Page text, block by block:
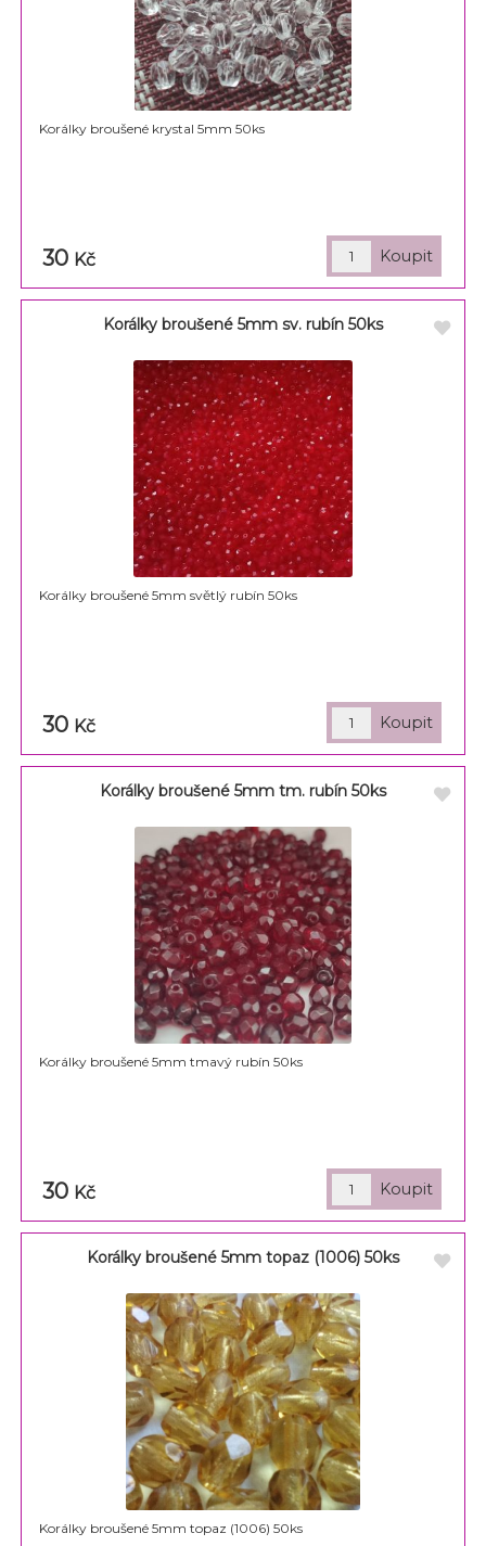
Korálky broušené krystal 5mm 50ks
30 Kč
Korálky broušené 5mm sv. rubín 50ks
Korálky broušené 5mm světlý rubín 50ks
30 Kč
Korálky broušené 5mm tm. rubín 50ks
Korálky broušené 5mm tmavý rubín 50ks
30 Kč
Korálky broušené 5mm topaz (1006) 50ks
Korálky broušené 5mm topaz (1006) 50ks